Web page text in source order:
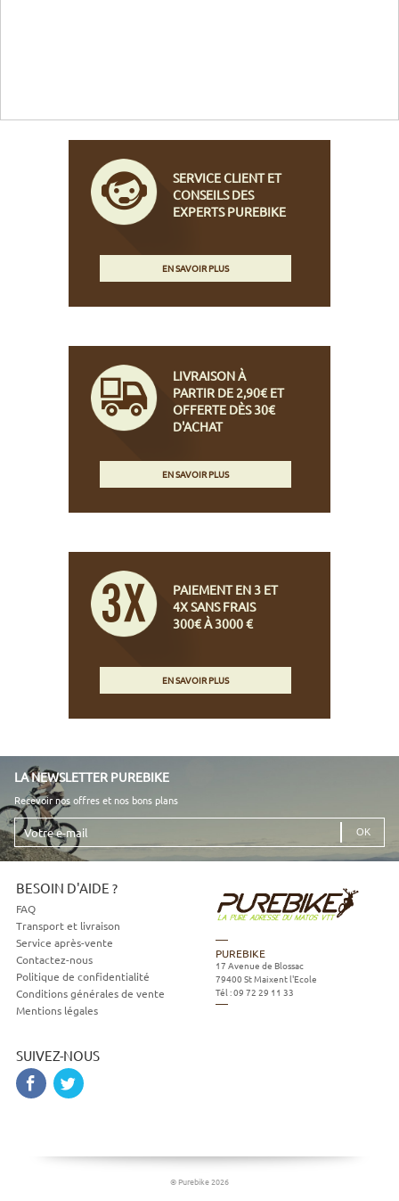
SERVICE CLIENT ET
CONSEILS DES
EXPERTS PUREBIKE
EN SAVOIR PLUS
LIVRAISON À
PARTIR DE 2,90€ ET
OFFERTE DÈS 30€
D'ACHAT
EN SAVOIR PLUS
PAIEMENT EN 3 ET
4X SANS FRAIS
300€ À 3000 €
EN SAVOIR PLUS
LA NEWSLETTER PUREBIKE
Recevoir nos offres et nos bons plans
Votre
e-
mail
BESOIN D'AIDE ?
FAQ
Transport et livraison
Service après-vente
Contactez-nous
Politique de confidentialité
Conditions générales de vente
Mentions légales
SUIVEZ-NOUS
PUREBIKE
17 Avenue de Blossac
79400 St Maixent l'Ecole
Tél :09 72 29 11 33
© Purebike 2026